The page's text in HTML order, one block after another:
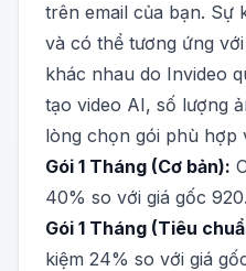
trên email của bạn. Sự
và có thể tương ứng
khác nhau do Invideo
tạo video AI, số lượng
lòng chọn gói phù hợp
Gói 1 Tháng (Cơ bản):
40% so với giá gốc
Gói 1 Tháng (Tiêu
kiệm 24% so với giá